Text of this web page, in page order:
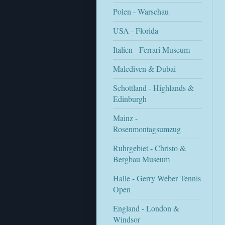
Polen - Warschau
USA - Florida
Italien - Ferrari Museum
Malediven & Dubai
Schottland - Highlands &
Edinburgh
Mainz -
Rosenmontagsumzug
Ruhrgebiet - Christo &
Bergbau Museum
Halle - Gerry Weber Tennis
Open
England - London &
Windsor